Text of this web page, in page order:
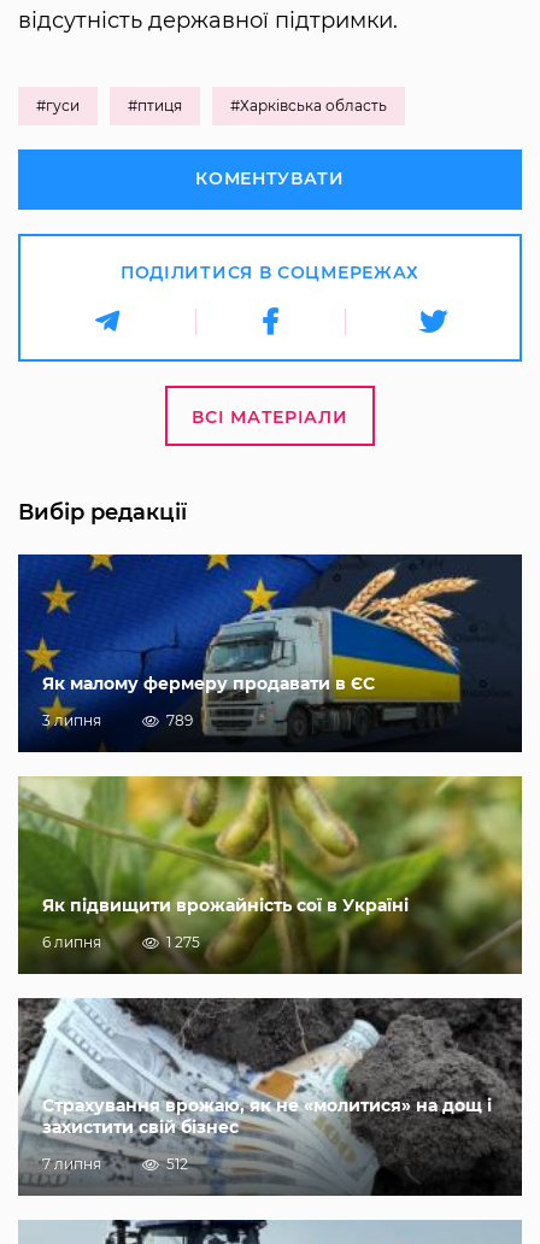
відсутність державної підтримки.
#гуси #птиця #Харківська область
КОМЕНТУВАТИ
ПОДІЛИТИСЯ В СОЦМЕРЕЖАХ
ВСІ МАТЕРІАЛИ
Вибір редакції
Як малому фермеру продавати в ЄС
3 липня 789
Як підвищити врожайність сої в Україні
6 липня 1 275
Страхування врожаю, як не «молитися» на дощ і
захистити свій бізнес
7 липня 512